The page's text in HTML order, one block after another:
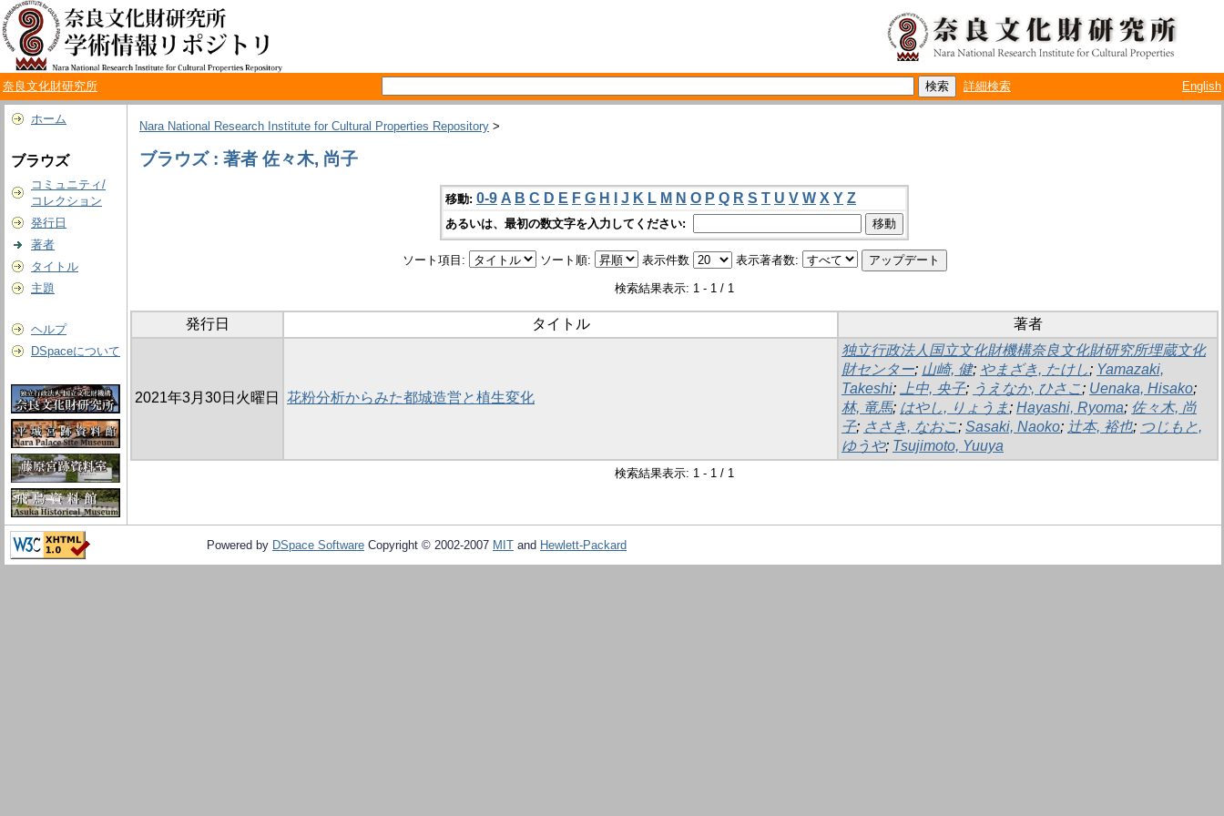
奈良文化財研究所 詳細検索 English
ホーム
ブラウズ
コミュニティ/
コレクション
発行日
著者
タイトル
主題
ヘルプ
DSpaceについて
Nara National Research Institute for Cultural Properties Repository >
ブラウズ : 著者 佐々木, 尚子
移動: 0-9 A B C D E F G H J K L M N O P Q R S T U V W X Y Z
あるいは、最初の数文字を入力してください:
ソート項目: ソート順: 表示件数 表示著者数:
検索結果表示: 1 - 1 / 1
発行日 タイトル 著者
2021年3月30日火曜日 花粉分析からみた都城造営と植生変化
独立行政法人国立文化財機構奈良文化財研究所埋蔵文化
財センター; 山崎, 健; やまざき, たけし; Yamazaki,
Takeshi; 上中, 央子; うえなか, ひさこ; Uenaka, Hisako;
林, 竜馬; はやし, りょうま; Hayashi, Ryoma; 佐々木, 尚
子; ささき, なおこ; Sasaki, Naoko; 辻本, 裕也; つじもと,
ゆうや; Tsujimoto, Yuuya
検索結果表示: 1 - 1 / 1
Powered by DSpace Software Copyright © 2002-2007 MIT and Hewlett-Packard